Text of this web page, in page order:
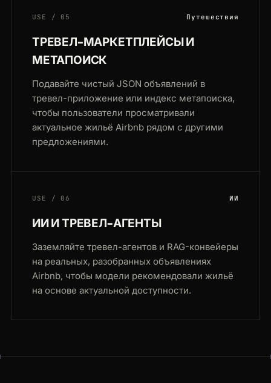
USE / 05 Путешествия
ТРЕВЕЛ-МАРКЕТПЛЕЙСЫ И
МЕТАПОИСК
Подавайте чистый JSON объявлений в
тревел-приложение или индекс метапоиска,
чтобы пользователи просматривали
актуальное жильё Airbnb рядом с другими
предложениями.
USE / 06 ИИ
ИИ И ТРЕВЕЛ-АГЕНТЫ
Заземляйте тревел-агентов и RAG-конвейеры
на реальных, разобранных объявлениях
Airbnb, чтобы модели рекомендовали жильё
на основе актуальной доступности.